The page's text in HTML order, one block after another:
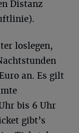
Distanz
loslegen,
an. Es gilt
bis 6 Uhr
gibt’s